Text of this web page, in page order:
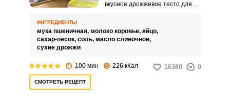
вкусное дрожжевое тесто для
любого чаепития! Домочадцы и
гости будут в восторге!
ИНГРЕДИЕНТЫ
мука пшеничная, молоко коровье, яйцо,
сахар-песок, соль, масло сливочное,
сухие дрожжи
100 мин 226 кКал 16380 0
СМОТРЕТЬ РЕЦЕПТ